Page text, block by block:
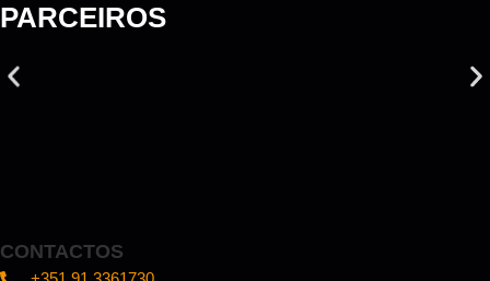
PARCEIROS
CONTACTOS